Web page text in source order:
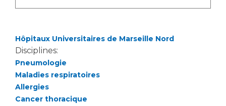
Hôpitaux Universitaires de Marseille Nord
Disciplines:
Pneumologie
Maladies respiratoires
Allergies
Cancer thoracique